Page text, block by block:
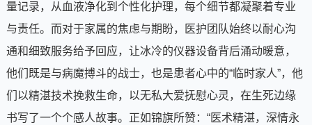
量记录，从血液净化到个性化护理，每个细节都凝聚着专业
与责任。而对于家属的焦虑与期盼，医护团队始终以耐心沟
通和细致服务给予回应，让冰冷的仪器设备背后涌动暖意，
他们既是与病魔搏斗的战士，也是患者心中的“临时家人”，他
们以精湛技术挽救生命，以无私大爱抚慰心灵，在生死边缘
书写了一个个感人故事。正如锦旗所赞：“医术精湛，深情永